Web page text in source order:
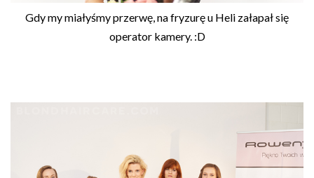
Gdy my miałyśmy przerwę, na fryzurę u Heli załapał się
operator kamery. :D